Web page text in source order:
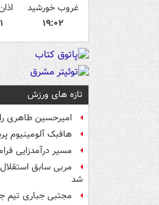
غروب خورشید
۱۹:۰۲
تازه های ورزش
امیرحسین طاهری
هافبک آلومینیوم
مسیر درآمدزایی
مربی سابق
شد
مجتبی جباری تیم